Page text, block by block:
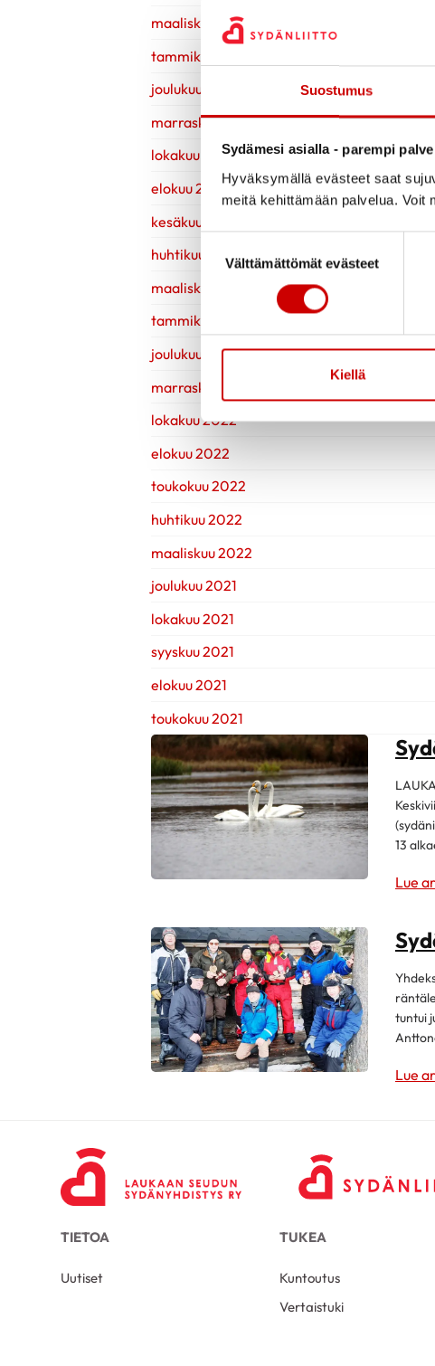
Suostumus
Sydämesi asialla - parempi
Hyväksymällä evästeet saat
meitä kehittämään palvelua.
Välttämättömät evästeet
Kiellä
maaliskuu 2024
tammikuu 2024
joulukuu 2023
marraskuu 2023
lokakuu 2023
elokuu 2023
kesäkuu 2023
huhtikuu 2023
maaliskuu 2023
tammikuu 2023
joulukuu 2022
marraskuu 2022
lokakuu 2022
elokuu 2022
toukokuu 2022
huhtikuu 2022
maaliskuu 2022
joulukuu 2021
lokakuu 2021
syyskuu 2021
elokuu 2021
toukokuu 2021
13
Lue
tuntui
Lue
TIETOA
Uutiset
TUKEA
Kuntoutus
Vertaistuki